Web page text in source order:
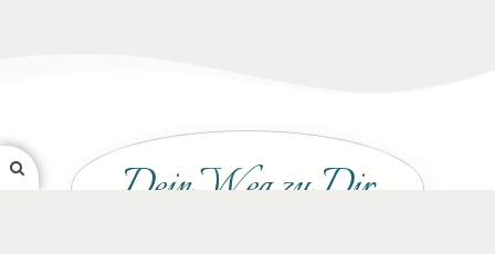
Dein Weg zu Dir